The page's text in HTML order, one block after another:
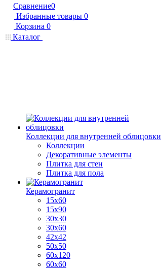
Сравнение0
Избранные товары 0
Корзина 0
Каталог
Коллекции для внутренней облицовки
Коллекции
Декоративные элементы
Плитка для стен
Плитка для пола
Керамогранит
15х60
15x90
30х30
30х60
42х42
50х50
60х120
60х60